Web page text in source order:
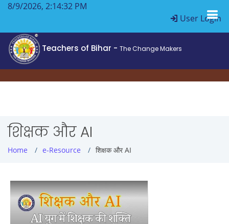
8/9/2026, 2:14:32 PM
User Login
Teachers of Bihar - The Change Makers
शिक्षक और AI
Home e-Resource शिक्षक और AI